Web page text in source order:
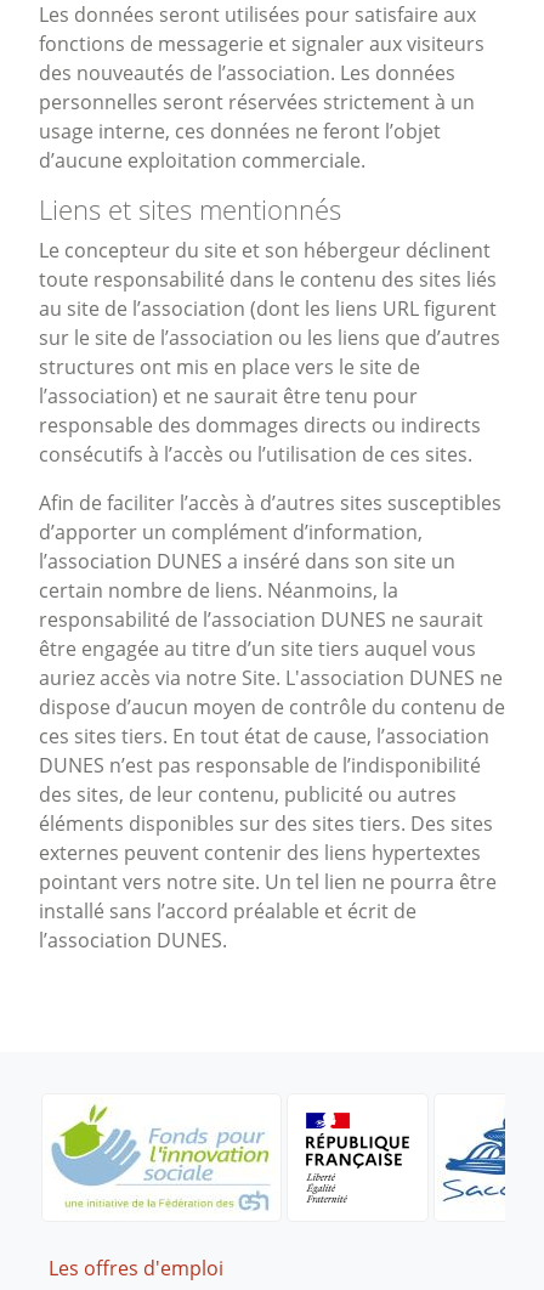
Les données seront utilisées pour satisfaire aux
fonctions de messagerie et signaler aux visiteurs
des nouveautés de l’association. Les données
personnelles seront réservées strictement à un
usage interne, ces données ne feront l’objet
d’aucune exploitation commerciale.
Liens et sites mentionnés
Le concepteur du site et son hébergeur déclinent
toute responsabilité dans le contenu des sites liés
au site de l’association (dont les liens URL figurent
sur le site de l’association ou les liens que d’autres
structures ont mis en place vers le site de
l’association) et ne saurait être tenu pour
responsable des dommages directs ou indirects
consécutifs à l’accès ou l’utilisation de ces sites.
Afin de faciliter l’accès à d’autres sites susceptibles
d’apporter un complément d’information,
l’association DUNES a inséré dans son site un
certain nombre de liens. Néanmoins, la
responsabilité de l’association DUNES ne saurait
être engagée au titre d’un site tiers auquel vous
auriez accès via notre Site. L'association DUNES ne
dispose d’aucun moyen de contrôle du contenu de
ces sites tiers. En tout état de cause, l’association
DUNES n’est pas responsable de l’indisponibilité
des sites, de leur contenu, publicité ou autres
éléments disponibles sur des sites tiers. Des sites
externes peuvent contenir des liens hypertextes
pointant vers notre site. Un tel lien ne pourra être
installé sans l’accord préalable et écrit de
l’association DUNES.
Footer
Les offres d'emploi